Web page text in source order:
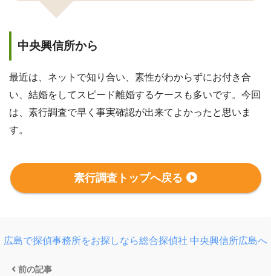
中央興信所から
最近は、ネットで知り合い、素性がわからずにお付き合
い、結婚をしてスピード離婚するケースも多いです。今回
は、素行調査で早く事実確認が出来てよかったと思いま
す。
素行調査トップへ戻る
広島で探偵事務所をお探しなら総合探偵社 中央興信所広島へ
前の記事